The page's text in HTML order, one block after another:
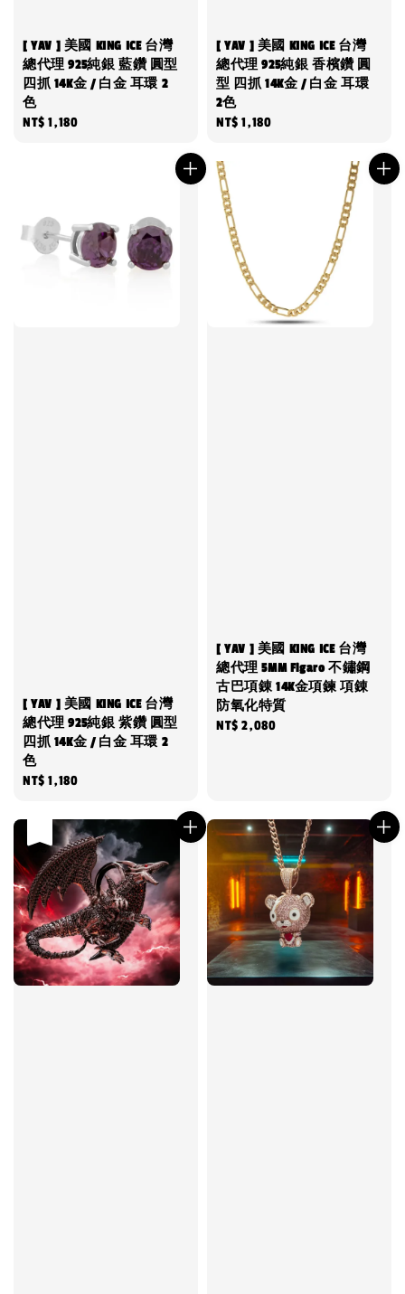
[ YAV ] 美國 KING ICE 台灣
總代理 925純銀 藍鑽 圓型
四抓 14K金 / 白金 耳環 2
色
Regular
NT$ 1,180
[ YAV ] 美國 KING ICE 台灣
總代理 925純銀 香檳鑽 圓
型 四抓 14K金 / 白金 耳環
2色
Regular
NT$ 1,180
[ YAV ] 美國 KING ICE 台灣
總代理 925純銀 紫鑽 圓型
四抓 14K金 / 白金 耳環 2
色
Regular
NT$ 1,180
[ YAV ] 美國 KING ICE 台灣
總代理 5MM Figaro 不鏽鋼
古巴項錬 14K金項鍊 項錬
防氧化特質
Regular
NT$ 2,080